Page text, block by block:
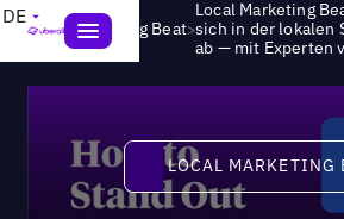
DE
Local Marketing Beat>
Local Marketing
sich in der lokalen
ab — mit Experten
Local
LOCAL MARKETING